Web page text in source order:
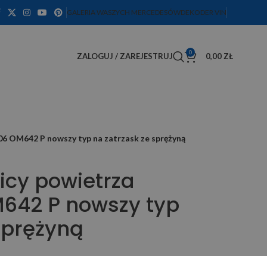
GALERIA WASZYCH MERCEDESÓWDEKODER VIN
ZALOGUJ / ZAREJESTRUJ 0 0,00 ZŁ
OM642 P nowszy typ na zatrzask ze sprężyną
powietrza
P nowszy typ